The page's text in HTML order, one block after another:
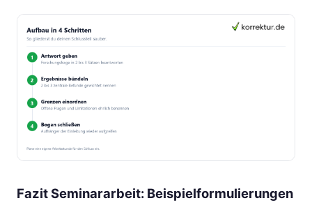
Fazit Seminararbeit: Beispielformulierungen